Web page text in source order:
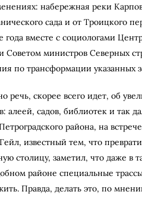
набережная реки
сада и от Троицкого
года вместе с социологами
Советом министров Северных
по трансформации указанных
речь, скорее всего идет, об
алеей, садов, библиотек и так
района, на
известный тем, что
столицу, заметил, что даже в
районе специальные
Правда, делать это, по